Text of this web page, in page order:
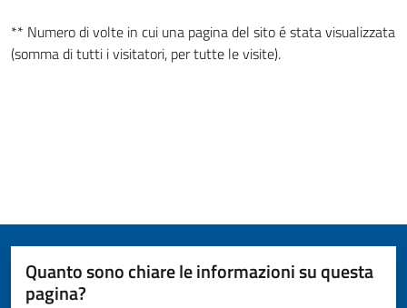
** Numero di volte in cui una pagina del sito é stata visualizzata
(somma di tutti i visitatori, per tutte le visite).
Quanto sono chiare le informazioni su questa
pagina?